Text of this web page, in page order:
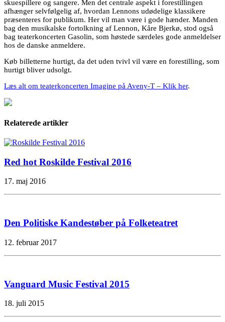
skuespillere og sangere. Men det centrale aspekt i forestillingen
afhænger selvfølgelig af, hvordan Lennons udødelige klassikere
præsenteres for publikum. Her vil man være i gode hænder. Manden
bag den musikalske fortolkning af Lennon, Kåre Bjerkø, stod også
bag teaterkoncerten Gasolin, som høstede særdeles gode anmeldelser
hos de danske anmeldere.
Køb billetterne hurtigt, da det uden tvivl vil være en forestilling, som
hurtigt bliver udsolgt.
Læs alt om teaterkoncerten Imagine på Aveny-T – Klik her.
Relaterede artikler
Red hot Roskilde Festival 2016
17. maj 2016
Den Politiske Kandestøber på Folketeatret
12. februar 2017
Vanguard Music Festival 2015
18. juli 2015